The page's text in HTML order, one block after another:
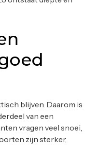
blijven. Daarom is
van een
vragen veel snoei,
zijn sterker,